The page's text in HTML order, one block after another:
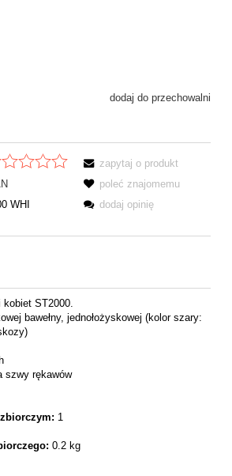
dodaj do przechowalni
WHI
zapytaj o produkt
poleć znajomemu
dodaj opinię
ST2000.
bawełny, jednołożyskowej (kolor szary:
szwy rękawów
1
0.2 kg